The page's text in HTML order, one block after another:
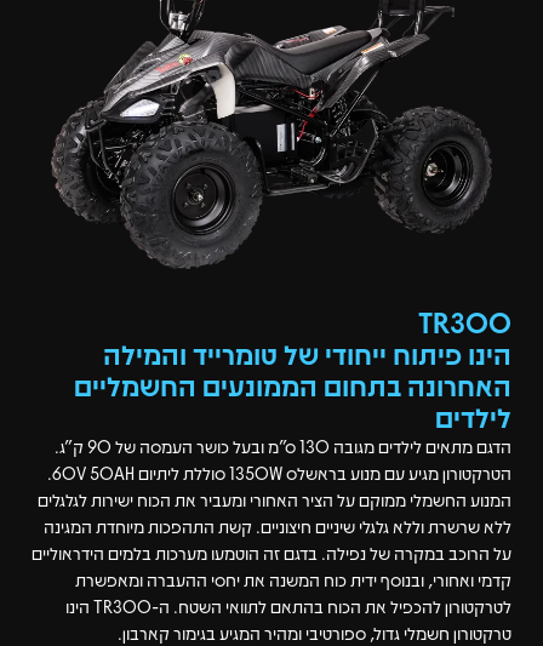
TR300
הינו פיתוח ייחודי של טומרייד והמילה
האחרונה בתחום הממונעים החשמליים
לילדים
הדגם מתאים לילדים מגובה 130 ס"מ ובעל כושר העמסה של 90 ק"ג.
הטרקטורון מגיע עם מנוע בראשלס 1350W סוללת ליתיום 60V 50AH.
המנוע החשמלי ממוקם על הציר האחורי ומעביר את הכוח ישירות לגלגלים
ללא שרשרת וללא גלגלי שיניים חיצוניים. קשת התהפכות מיוחדת המגינה
על הרוכב במקרה של נפילה. בדגם זה הוטמעו מערכות בלמים הידראוליים
קדמי ואחורי, ובנוסף ידית כוח המשנה את יחסי ההעברה ומאפשרת
לטרקטורון להכפיל את הכוח בהתאם לתוואי השטח. ה-TR300 הינו
טרקטורון חשמלי גדול, ספורטיבי ומהיר המגיע בגימור קארבון.